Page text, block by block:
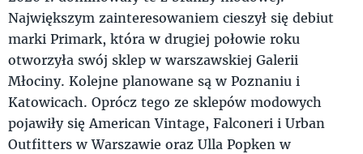
Największym zainteresowaniem cieszył się debiut
marki Primark, która w drugiej połowie roku
otworzyła swój sklep w warszawskiej Galerii
Młociny. Kolejne planowane są w Poznaniu i
Katowicach. Oprócz tego ze sklepów modowych
pojawiły się American Vintage, Falconeri i Urban
Outfitters w Warszawie oraz Ulla Popken w